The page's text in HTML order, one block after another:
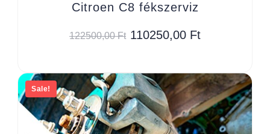
Citroen C8 fékszerviz
122500,00Ft 110250,00 Ft
Sale!